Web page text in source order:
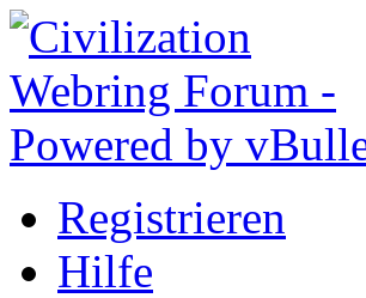
Registrieren
Hilfe